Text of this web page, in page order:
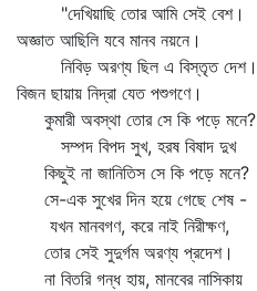
"দেখিয়াছি তোর আমি সেই বেশ।
অজ্ঞাত আছিলি যবে মানব নয়নে।
নিবিড় অরণ্য ছিল এ বিস্তৃত দেশ।
বিজন ছায়ায় নিদ্রা যেত পশুগণে।
কুমারী অবস্থা তোর সে কি পড়ে মনে?
সম্পদ বিপদ সুখ, হরষ বিষাদ দুখ
কিছুই না জানিতিস সে কি পড়ে মনে?
সে-এক সুখের দিন হয়ে গেছে শেষ -
যখন মানবগণ, করে নাই নিরীক্ষণ,
তোর সেই সুদুর্গম অরণ্য প্রদেশ।
না বিতরি গন্ধ হায়, মানবের নাসিকায়